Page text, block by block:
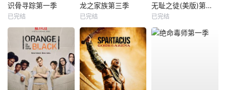
识骨寻踪第一季
已完结
龙之家族第三季
已完结
无耻之徒(美版)第一季
已完结